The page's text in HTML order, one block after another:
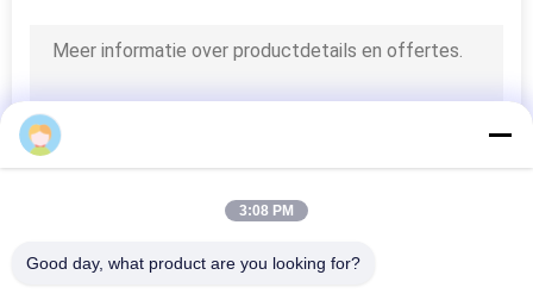
3:08 PM
Good day, what product are you looking for?